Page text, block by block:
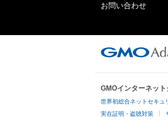
お問い合わせ
GMOインターネッ
世界初総合ネットセキュ
実在証明・盗聴対策